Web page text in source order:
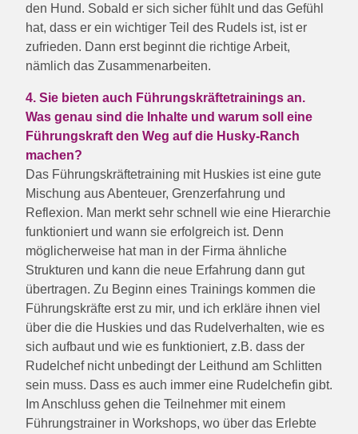
den Hund. Sobald er sich sicher fühlt und das Gefühl
hat, dass er ein wichtiger Teil des Rudels ist, ist er
zufrieden. Dann erst beginnt die richtige Arbeit,
nämlich das Zusammenarbeiten.
4. Sie bieten auch Führungskräftetrainings an.
Was genau sind die Inhalte und warum soll eine
Führungskraft den Weg auf die Husky-Ranch
machen?
Das Führungskräftetraining mit Huskies ist eine gute
Mischung aus Abenteuer, Grenzerfahrung und
Reflexion. Man merkt sehr schnell wie eine Hierarchie
funktioniert und wann sie erfolgreich ist. Denn
möglicherweise hat man in der Firma ähnliche
Strukturen und kann die neue Erfahrung dann gut
übertragen. Zu Beginn eines Trainings kommen die
Führungskräfte erst zu mir, und ich erkläre ihnen viel
über die die Huskies und das Rudelverhalten, wie es
sich aufbaut und wie es funktioniert, z.B. dass der
Rudelchef nicht unbedingt der Leithund am Schlitten
sein muss. Dass es auch immer eine Rudelchefin gibt.
Im Anschluss gehen die Teilnehmer mit einem
Führungstrainer in Workshops, wo über das Erlebte